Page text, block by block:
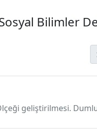
Bilimler
geliştirilmesi.